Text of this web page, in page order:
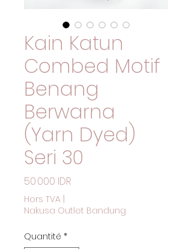
Kain Katun
Combed Motif
Benang
Berwarna
(Yarn Dyed)
Seri 30
50 000 IDR
Hors TVA
Nakusa Outlet Bandung
Quantité *